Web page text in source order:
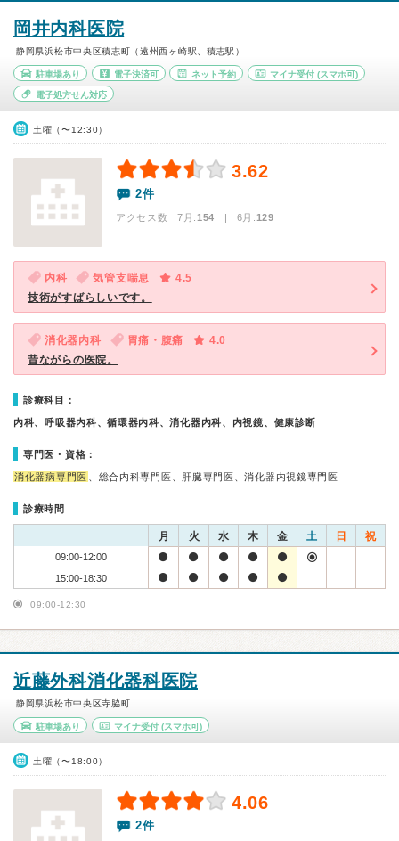
岡井内科医院
静岡県浜松市中央区積志町（遠州西ヶ崎駅、積志駅）
駐車場あり 電子決済可 ネット予約 マイナ受付 (スマホ可)
電子処方せん対応
土曜（〜12:30）
3.62
2件
アクセス数 7月:154 | 6月:129
内科 気管支喘息
4.5
技術がすばらしいです。
消化器内科 胃痛・腹痛
4.0
昔ながらの医院。
診療科目：
内科、呼吸器内科、循環器内科、消化器内科、内視鏡、健康診断
専門医・資格：
消化器病専門医 、総合内科専門医、肝臓専門医、消化器内視鏡専門医
診療時間
月 火 水 木 金 土 日 祝
09:00-12:00
15:00-18:30
09:00-12:30
近藤外科消化器科医院
静岡県浜松市中央区寺脇町
駐車場あり マイナ受付(スマホ可)
土曜（〜18:00）
4.06
2件